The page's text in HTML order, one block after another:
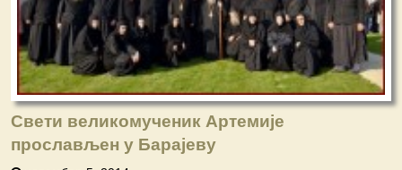
Свети великомученик Артемије
прослављен у Барајеву